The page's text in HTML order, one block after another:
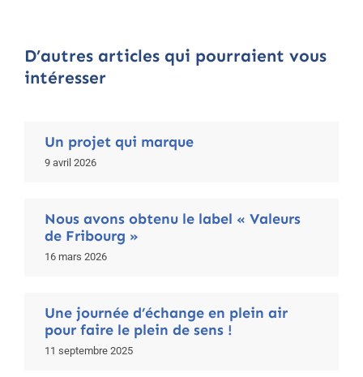
D’autres articles qui pourraient vous
intéresser
Un projet qui marque
9 avril 2026
Nous avons obtenu le label « Valeurs
de Fribourg »
16 mars 2026
Une journée d’échange en plein air
pour faire le plein de sens !
11 septembre 2025